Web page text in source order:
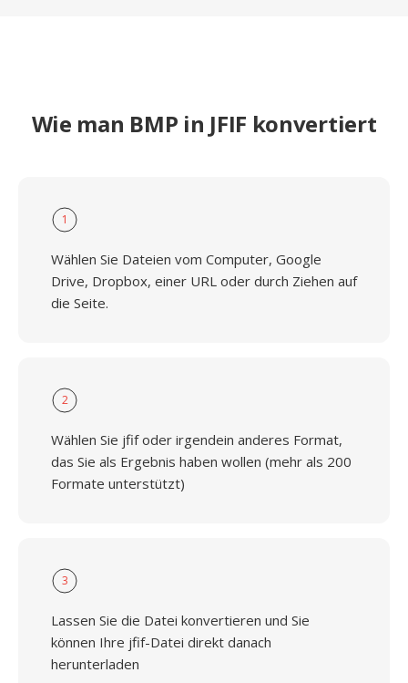
Wie man BMP in JFIF konvertiert
1
Wählen Sie Dateien vom Computer, Google
Drive, Dropbox, einer URL oder durch Ziehen auf
die Seite.
2
Wählen Sie jfif oder irgendein anderes Format,
das Sie als Ergebnis haben wollen (mehr als 200
Formate unterstützt)
3
Lassen Sie die Datei konvertieren und Sie
können Ihre jfif-Datei direkt danach
herunterladen